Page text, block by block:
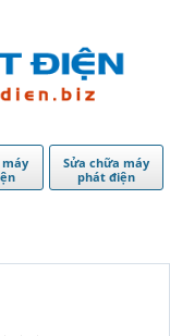
Sửa chữa máy
phát điện